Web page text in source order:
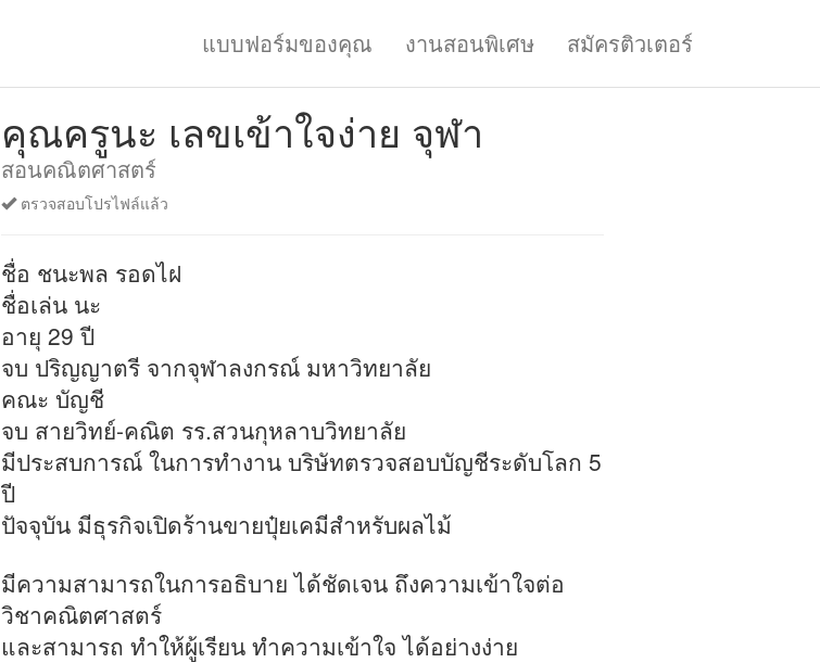
แบบฟอร์มของคุณ งานสอนพิเศษ สมัครติวเตอร์
คุณครูนะ เลขเข้าใจง่าย จุฬา
สอนคณิตศาสตร์
ตรวจสอบโปรไฟล์แล้ว
ชื่อ ชนะพล รอดไฝ
ชื่อเล่น นะ
อายุ 29 ปี
จบ ปริญญาตรี จากจุฬาลงกรณ์ มหาวิทยาลัย
คณะ บัญชี
จบ สายวิทย์-คณิต รร.สวนกุหลาบวิทยาลัย
มีประสบการณ์ ในการทำงาน บริษัทตรวจสอบบัญชีระดับโลก 5
ปี
ปัจจุบัน มีธุรกิจเปิดร้านขายปุ๋ยเคมีสำหรับผลไม้
มีความสามารถในการอธิบาย ได้ชัดเจน ถึงความเข้าใจต่อ
วิชาคณิตศาสตร์
และสามารถ ทำให้ผู้เรียน ทำความเข้าใจ ได้อย่างง่าย